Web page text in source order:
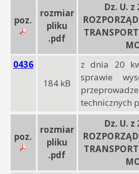
poz.
rozmiar
pliku
.pdf
Dz. U.
0436
184 kB
z dnia 20
sprawie
technicznych
poz.
rozmiar
pliku
.pdf
Dz. U.